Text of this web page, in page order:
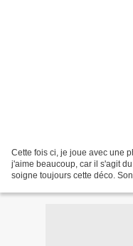
Cette fois ci, je joue avec une
j'aime beaucoup, car il s'agit
soigne toujours cette déco.